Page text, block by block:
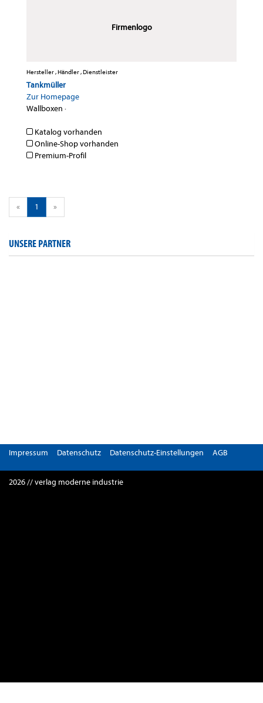
Firmenlogo
Hersteller , Händler , Dienstleister
Tankmüller
Zur Homepage
Wallboxen ·
Katalog vorhanden
Online-Shop vorhanden
Premium-Profil
« 1 »
UNSERE PARTNER
Impressum Datenschutz Datenschutz-Einstellungen AGB
2026 // verlag moderne industrie